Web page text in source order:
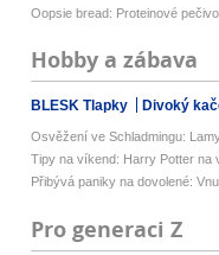
Oopsie bread: Proteinové
Hobby a zábava
BLESK Tlapky Divoký
Osvěžení ve Schladmingu:
Tipy na víkend: Harry Potter na
Přibývá paniky na dovolené:
Pro generaci Z